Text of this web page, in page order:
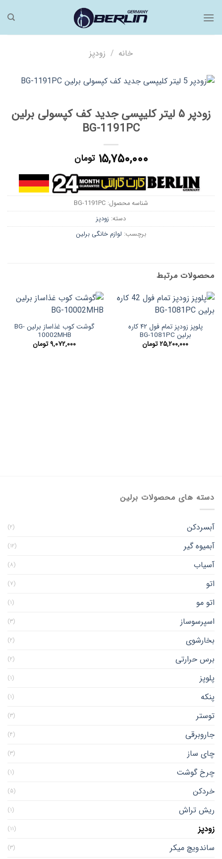
خانه / زودپز
زودپر ۵ لیتر کلیپسی جدید کف کپسولی برلین
BG-1191PC
۱۵,۷۵۰,۰۰۰ تومان
شناسه محصول: BG-1191PC
دسته: زودپز
برچسب: لوازم خانگی برلین
محصولات مرتبط
پلوپز زودپز تمام فول ۴۲ کاره
برلین BG-1081PC
۲۵,۲۰۰,۰۰۰تومان
گوشت کوب غذاساز برلین BG-
10002MHB
۹,۰۷۲,۰۰۰تومان
دسته های محصولات برلین
آبسردکن (۲)
آبمیوه گیر (۱۲)
آسیاب (۸)
اتو (۷)
اتو مو (۱)
اسپرسوساز (۳)
بخارشوی (۲)
برس حرارتی (۲)
پلوپز (۱)
پنکه (۱)
توستر (۳)
جاروبرقی (۴)
چای ساز (۳)
چرخ گوشت (۱)
خردکن (۵)
ریش تراش (۱)
زودپز (۱۱)
ساندویچ میکر (۳)